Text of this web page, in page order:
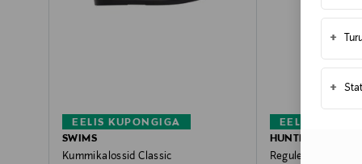
+
+
EELIS KUPONGIGA
SWIMS
Kummikalossid Classic
EELIS
HUNTER
Reguleeritavad